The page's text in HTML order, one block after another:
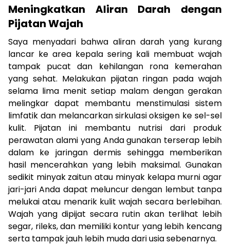
Meningkatkan Aliran Darah dengan
Pijatan Wajah
Saya menyadari bahwa aliran darah yang kurang
lancar ke area kepala sering kali membuat wajah
tampak pucat dan kehilangan rona kemerahan
yang sehat. Melakukan pijatan ringan pada wajah
selama lima menit setiap malam dengan gerakan
melingkar dapat membantu menstimulasi sistem
limfatik dan melancarkan sirkulasi oksigen ke sel-sel
kulit. Pijatan ini membantu nutrisi dari produk
perawatan alami yang Anda gunakan terserap lebih
dalam ke jaringan dermis sehingga memberikan
hasil mencerahkan yang lebih maksimal. Gunakan
sedikit minyak zaitun atau minyak kelapa murni agar
jari-jari Anda dapat meluncur dengan lembut tanpa
melukai atau menarik kulit wajah secara berlebihan.
Wajah yang dipijat secara rutin akan terlihat lebih
segar, rileks, dan memiliki kontur yang lebih kencang
serta tampak jauh lebih muda dari usia sebenarnya.